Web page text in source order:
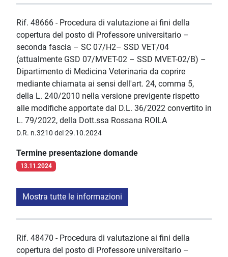
Rif. 48666 - Procedura di valutazione ai fini della
copertura del posto di Professore universitario –
seconda fascia – SC 07/H2– SSD VET/04
(attualmente GSD 07/MVET-02 – SSD MVET-02/B) –
Dipartimento di Medicina Veterinaria da coprire
mediante chiamata ai sensi dell'art. 24, comma 5,
della L. 240/2010 nella versione previgente rispetto
alle modifiche apportate dal D.L. 36/2022 convertito in
L. 79/2022, della Dott.ssa Rossana ROILA
D.R. n.3210 del 29.10.2024
Termine presentazione domande
13.11.2024
Mostra tutte le informazioni
Rif. 48470 - Procedura di valutazione ai fini della
copertura del posto di Professore universitario –